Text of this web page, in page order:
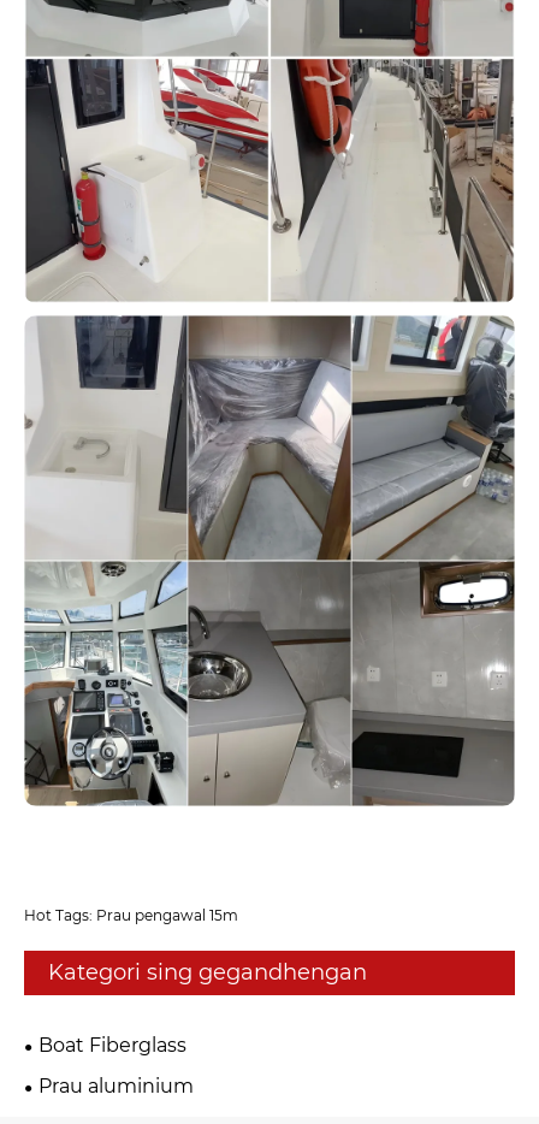
Hot Tags: Prau pengawal 15m
Kategori sing gegandhengan
Boat Fiberglass
Prau aluminium